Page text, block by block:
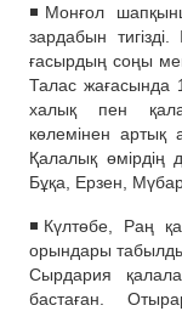
◾️Монғол
зардабын
ғасырдың соңы
Талас жағасында
халық пен қала
көлемінен
Қалалық
Бұқа, Ерзен,
◾️Күлтөбе, Раң
орындары
Сырдария
бастаған.